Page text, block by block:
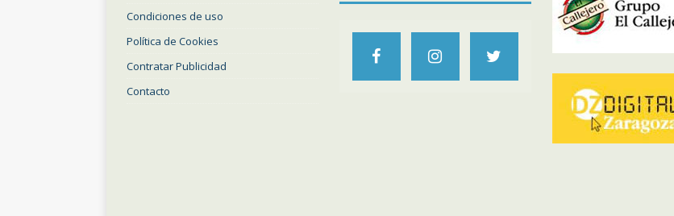
Condiciones de uso
Política de Cookies
Contratar Publicidad
Contacto